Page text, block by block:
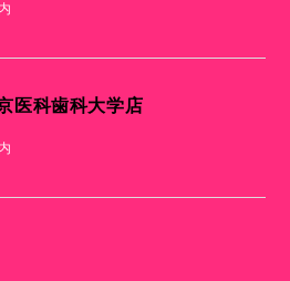
医科歯科大学店